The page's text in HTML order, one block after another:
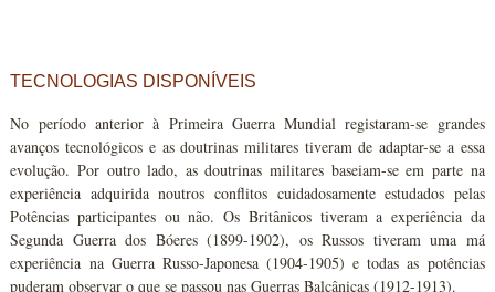
TECNOLOGIAS DISPONÍVEIS
No período anterior à Primeira Guerra Mundial registaram-se grandes
avanços tecnológicos e as doutrinas militares tiveram de adaptar-se a essa
evolução. Por outro lado, as doutrinas militares baseiam-se em parte na
experiência adquirida noutros conflitos cuidadosamente estudados pelas
Potências participantes ou não. Os Britânicos tiveram a experiência da
Segunda Guerra dos Bóeres (1899-1902), os Russos tiveram uma má
experiência na Guerra Russo-Japonesa (1904-1905) e todas as potências
puderam observar o que se passou nas Guerras Balcânicas (1912-1913).